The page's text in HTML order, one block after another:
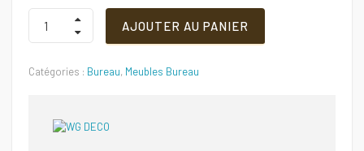
Comptoir
Réception
Réf.
Quantité
AJOUTER AU PANIER
Catégories : Bureau, Meubles Bureau